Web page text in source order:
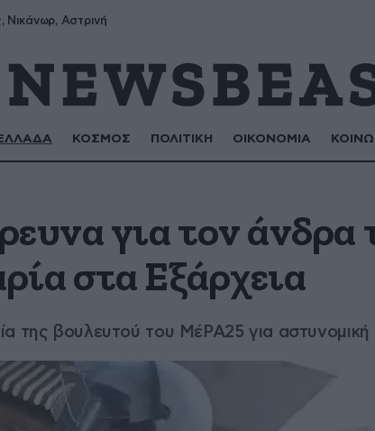
Νικάνωρ, Αστρινή
ΕΛΛΑΔΑ ΚΟΣΜΟΣ ΠΟΛΙΤΙΚΗ ΟΙΚΟΝΟΜΙΑ
για τον
στα Εξάρχεια
της βουλευτού του ΜέΡΑ25 για αστυνομική